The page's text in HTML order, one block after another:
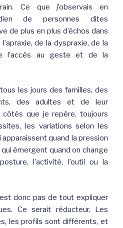
Ce que j’observais en
de personnes dites
de plus en plus d’échos dans
de la dyspraxie, de la
l’accès au geste et de la
les jours des familles, des
des adultes et de leur
côtés que je repère, toujours
les variations selon les
quand la pression
émergent quand on change
l’activité, l’outil ou la
donc pas de tout expliquer
Ce serait réducteur. Les
les profils sont différents, et